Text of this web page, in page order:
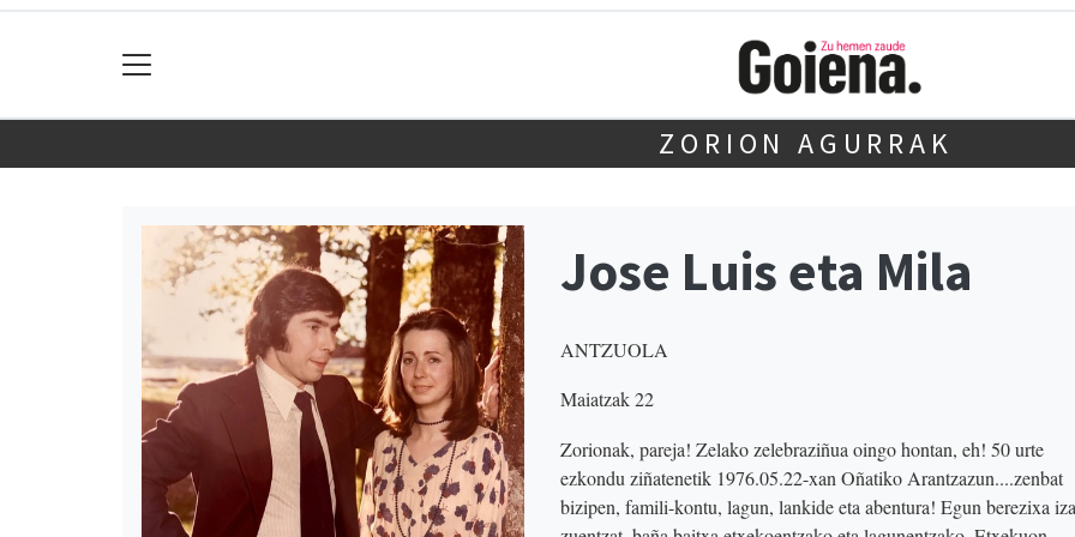
ZORION AGURRAK
Jose Luis eta Mila
ANTZUOLA
Maiatzak 22
Zorionak, pareja! Zelako zelebraziñua oingo hontan, eh! 50 urte
ezkondu ziñatenetik 1976.05.22-xan Oñatiko Arantzazun....zenbat
bizipen, famili-kontu, lagun, lankide eta abentura! Egun berezixa